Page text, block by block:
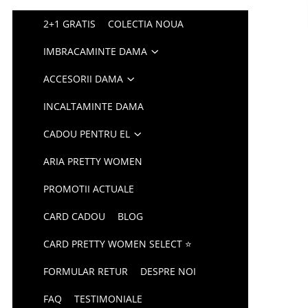
2+1 GRATIS COLECTIA NOUA
IMBRACAMINTE DAMA
ACCESORII DAMA
INCALTAMINTE DAMA
CADOU PENTRU EL
ARIA PRETTY WOMEN
PROMOTII ACTUALE
CARD CADOU BLOG
CARD PRETTY WOMEN SELECT ⭐
FORMULAR RETUR DESPRE NOI
FAQ TESTIMONIALE